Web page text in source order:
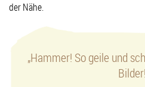
der Nähe.
„Hammer! So geile und